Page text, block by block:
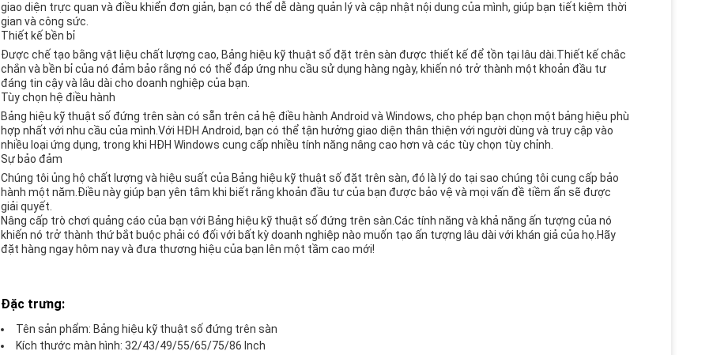
giao diện trực quan và điều khiển đơn giản, bạn có thể dễ dàng quản lý và cập nhật nội dung của mình, giúp bạn tiết kiệm thời
gian và công sức.
Thiết kế bền bỉ
Được chế tạo bằng vật liệu chất lượng cao, Bảng hiệu kỹ thuật số đặt trên sàn được thiết kế để tồn tại lâu dài.Thiết kế chắc
chắn và bền bỉ của nó đảm bảo rằng nó có thể đáp ứng nhu cầu sử dụng hàng ngày, khiến nó trở thành một khoản đầu tư
đáng tin cậy và lâu dài cho doanh nghiệp của bạn.
Tùy chọn hệ điều hành
Bảng hiệu kỹ thuật số đứng trên sàn có sẵn trên cả hệ điều hành Android và Windows, cho phép bạn chọn một bảng hiệu phù
hợp nhất với nhu cầu của mình.Với HĐH Android, bạn có thể tận hưởng giao diện thân thiện với người dùng và truy cập vào
nhiều loại ứng dụng, trong khi HĐH Windows cung cấp nhiều tính năng nâng cao hơn và các tùy chọn tùy chỉnh.
Sự bảo đảm
Chúng tôi ủng hộ chất lượng và hiệu suất của Bảng hiệu kỹ thuật số đặt trên sàn, đó là lý do tại sao chúng tôi cung cấp bảo
hành một năm.Điều này giúp bạn yên tâm khi biết rằng khoản đầu tư của bạn được bảo vệ và mọi vấn đề tiềm ẩn sẽ được
giải quyết.
Nâng cấp trò chơi quảng cáo của bạn với Bảng hiệu kỹ thuật số đứng trên sàn.Các tính năng và khả năng ấn tượng của nó
khiến nó trở thành thứ bắt buộc phải có đối với bất kỳ doanh nghiệp nào muốn tạo ấn tượng lâu dài với khán giả của họ.Hãy
đặt hàng ngay hôm nay và đưa thương hiệu của bạn lên một tầm cao mới!
Đặc trưng:
Tên sản phẩm: Bảng hiệu kỹ thuật số đứng trên sàn
Kích thước màn hình: 32/43/49/55/65/75/86 Inch